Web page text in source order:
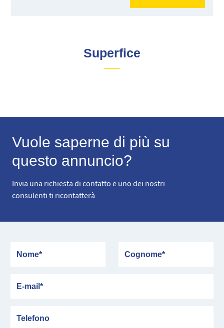
Superfice
Vuole saperne di più su
questo annuncio?
Invia una richiesta di contatto e uno dei nostri
consulenti ti ricontatterà